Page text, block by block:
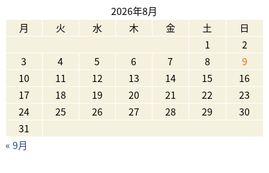
2026年8月
月
火 水 木 金 土
日
1
2
3
4 5 6 7 8
9
10
11 12 13 14 15
16
17
18 19 20 21 22
23
24
25 26 27 28 29
30
31
« 9月